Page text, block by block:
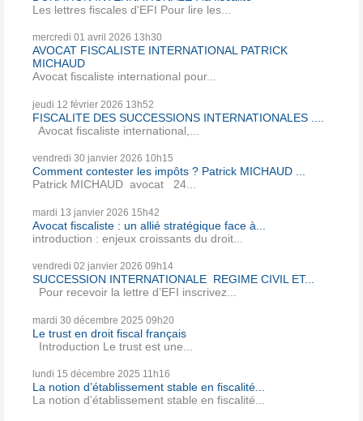
Les lettres fiscales d'EFI Pour lire les...
mercredi 01 avril 2026 13h30
AVOCAT FISCALISTE INTERNATIONAL PATRICK
MICHAUD
Avocat fiscaliste international pour...
jeudi 12 février 2026 13h52
FISCALITE DES SUCCESSIONS INTERNATIONALES ....
Avocat fiscaliste international,...
vendredi 30 janvier 2026 10h15
Comment contester les impôts ? Patrick MICHAUD ...
Patrick MICHAUD avocat 24...
mardi 13 janvier 2026 15h42
Avocat fiscaliste : un allié stratégique face à...
introduction : enjeux croissants du droit...
vendredi 02 janvier 2026 09h14
SUCCESSION INTERNATIONALE REGIME CIVIL ET...
Pour recevoir la lettre d’EFI inscrivez...
mardi 30 décembre 2025 09h20
Le trust en droit fiscal français
Introduction Le trust est une...
lundi 15 décembre 2025 11h16
La notion d’établissement stable en fiscalité...
La notion d’établissement stable en fiscalité...